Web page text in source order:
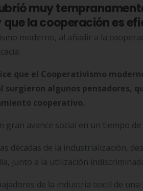
muy
la cooperación es
moderno, al añadir a la
que el Cooperativismo
surgieron algunos pensadores,
cooperativo.
gran avance social en un tiempo
décadas de la industrialización,
junto a la utilización
de la industria textil de